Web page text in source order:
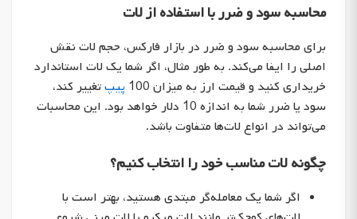
محاسبه سود و ضرر با استفاده از لات
برای محاسبه سود و ضرر در بازار فارکس، حجم لات نقش
اصلی را ایفا می‌کند. به طور مثال، اگر شما یک لات استاندارد
خریداری کنید و قیمت ارز به میزان 100
پیپتغییر کند،
سود یا ضرر شما به اندازه 10 دلار خواهد بود. این محاسبات
می‌تواند در انواع لات‌ها متفاوت باشد.
چگونه لات مناسب خود را انتخاب کنیم؟
اگر شما یک معامله‌گر مبتدی هستید، بهتر است با